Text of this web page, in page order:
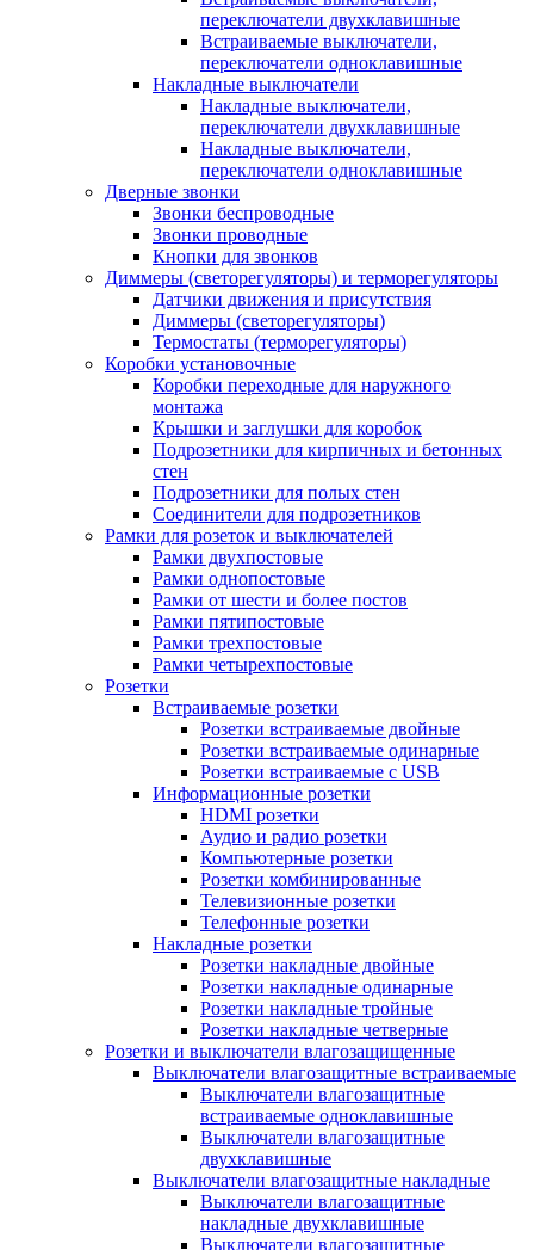
переключатели двухклавишные
Встраиваемые выключатели,
переключатели одноклавишные
Накладные выключатели
Накладные выключатели,
переключатели двухклавишные
Накладные выключатели,
переключатели одноклавишные
Дверные звонки
Звонки беспроводные
Звонки проводные
Кнопки для звонков
Диммеры (светорегуляторы) и терморегуляторы
Датчики движения и присутствия
Диммеры (светорегуляторы)
Термостаты (терморегуляторы)
Коробки установочные
Коробки переходные для наружного
монтажа
Крышки и заглушки для коробок
Подрозетники для кирпичных и бетонных
стен
Подрозетники для полых стен
Соединители для подрозетников
Рамки для розеток и выключателей
Рамки двухпостовые
Рамки однопостовые
Рамки от шести и более постов
Рамки пятипостовые
Рамки трехпостовые
Рамки четырехпостовые
Розетки
Встраиваемые розетки
Розетки встраиваемые двойные
Розетки встраиваемые одинарные
Розетки встраиваемые с USB
Информационные розетки
HDMI розетки
Аудио и радио розетки
Компьютерные розетки
Розетки комбинированные
Телевизионные розетки
Телефонные розетки
Накладные розетки
Розетки накладные двойные
Розетки накладные одинарные
Розетки накладные тройные
Розетки накладные четверные
Розетки и выключатели влагозащищенные
Выключатели влагозащитные встраиваемые
Выключатели влагозащитные
встраиваемые одноклавишные
Выключатели влагозащитные
двухклавишные
Выключатели влагозащитные накладные
Выключатели влагозащитные
накладные двухклавишные
Выключатели влагозащитные